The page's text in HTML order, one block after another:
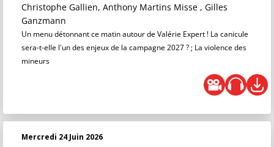
Christophe Gallien, Anthony Martins Misse , Gilles
Ganzmann
Un menu détonnant ce matin autour de Valérie Expert ! La canicule
sera-t-elle l'un des enjeux de la campagne 2027 ? ; La violence des
mineurs
Mercredi 24 Juin 2026